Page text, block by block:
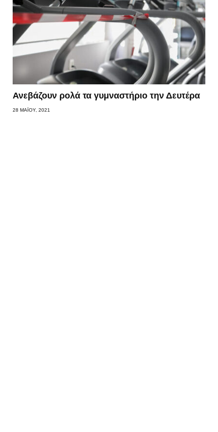
Ανεβάζουν ρολά τα γυμναστήριο την Δευτέρα
28 ΜΑΪ́ΟΥ, 2021